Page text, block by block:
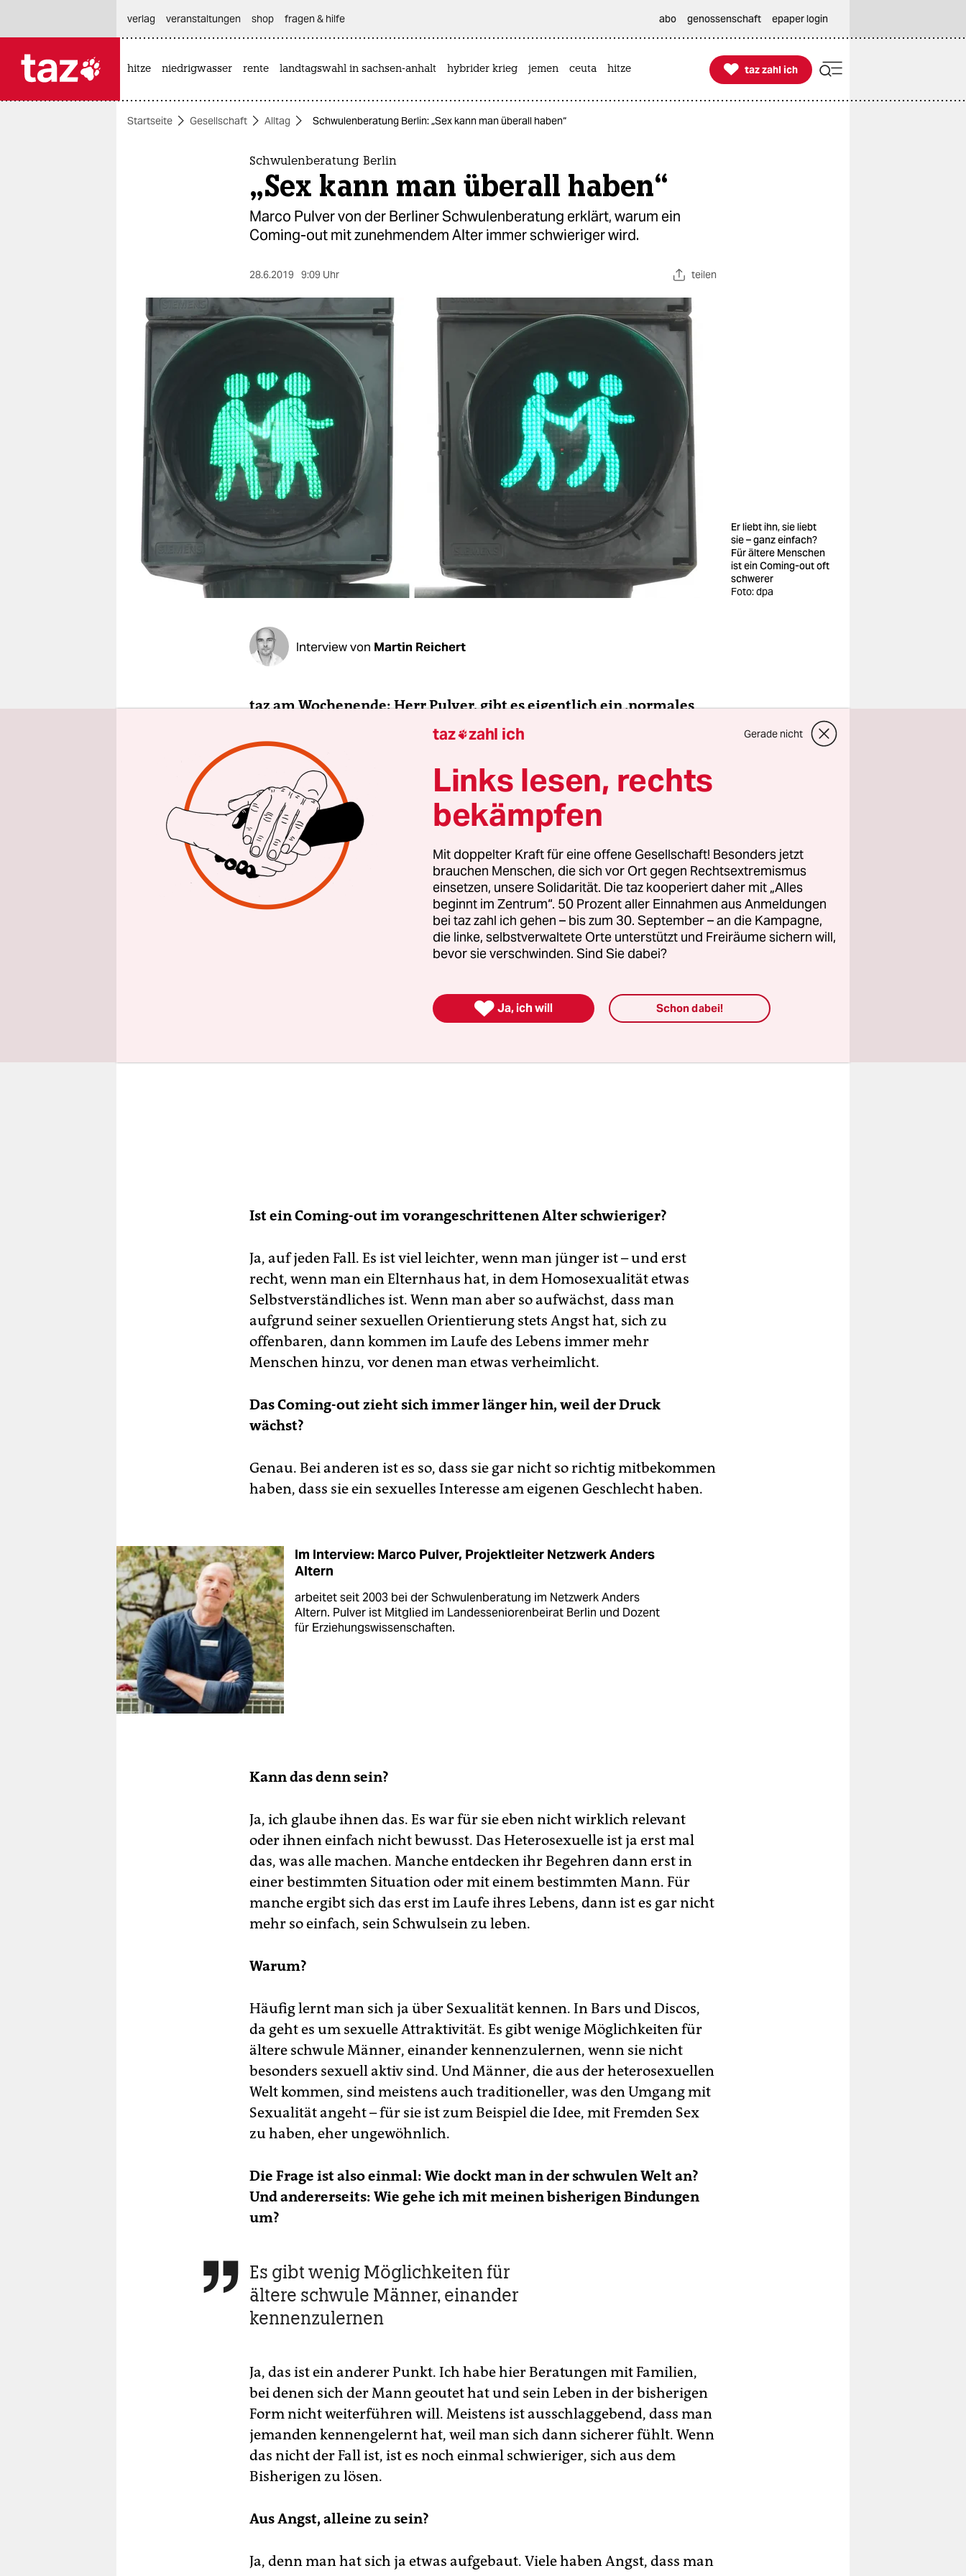
themen
berlin
wahrheit
verlag
verlag
veranstaltungen
shop
fragen & hilfe
unterstützen
verlag
veranstaltungen shop fragen & hilfe abo genossenschaft epaper login
hitze niedrigwasser rente landtagswahl in sachsen-anhalt hybrider krieg jemen ceuta hitze 
taz zahl ich
taz zahl ich
Startseite Gesellschaft Alltag Schwulenberatung Berlin: „Sex kann man überall haben“
Schwulenberatung Berlin
„Sex kann man überall haben“
Marco Pulver von der Berliner Schwulenberatung erklärt, warum ein
Coming-out mit zunehmendem Alter immer schwieriger wird.
28.6.2019 9:09 Uhr teilen
Er liebt ihn, sie liebt
sie – ganz einfach?
Für ältere Menschen
ist ein Coming-out oft
schwerer
Foto: dpa
Interview von Martin Reichert
taz am Wochenende: Herr Pulver, gibt es eigentlich ein ‚normales
Alter‘ für ein Coming-out als schwuler Mann?
Marco Pulver:
Nein, das gibt es nicht. Wir haben bei uns mehrere
Coming-out-Gruppen mit ganz verschiedenen Altersstufen.
Braucht man heute überhaupt noch ein Coming-out, also ein
bewusstes Öffentlichmachen der eigenen sexuellen Präferenz?
Ja, denn das Coming-out ist für die meisten LSBTI* immer noch ein
zentrales Ereignis.
Ist ein Coming-out im vorangeschrittenen Alter schwieriger?
Ja, auf jeden Fall. Es ist viel leichter, wenn man jünger ist – und erst
recht, wenn man ein Elternhaus hat, in dem Homosexualität etwas
Selbstverständliches ist. Wenn man aber so aufwächst, dass man
aufgrund seiner sexuellen Orientierung stets Angst hat, sich zu
offenbaren, dann kommen im Laufe des Lebens immer mehr
Menschen hinzu, vor denen man etwas verheimlicht.
Das Coming-out zieht sich immer länger hin, weil der Druck
wächst?
Genau. Bei anderen ist es so, dass sie gar nicht so richtig mitbekommen
haben, dass sie ein sexuelles Interesse am eigenen Geschlecht haben.
Im Interview: Marco Pulver, Projektleiter Netzwerk Anders
Altern
arbeitet seit 2003 bei der Schwulen­beratung im Netzwerk Anders
Altern. Pulver ist Mitglied im Landesseniorenbeirat Berlin und Dozent
für Erziehungswissenschaften.
Kann das denn sein?
Ja, ich glaube ihnen das. Es war für sie eben nicht wirklich relevant
oder ihnen einfach nicht bewusst. Das Heterosexuelle ist ja erst mal
das, was alle machen. Manche entdecken ihr Begehren dann erst in
einer bestimmten Situation oder mit einem bestimmten Mann. Für
manche ergibt sich das erst im Laufe ihres Lebens, dann ist es gar nicht
mehr so einfach, sein Schwulsein zu leben.
Warum?
Häufig lernt man sich ja über Sexualität kennen. In Bars und Discos,
da geht es um sexuelle Attraktivität. Es gibt wenige Möglichkeiten für
ältere schwule Männer, einander kennenzulernen, wenn sie nicht
besonders sexuell aktiv sind. Und Männer, die aus der heterosexuellen
Welt kommen, sind meistens auch traditioneller, was den Umgang mit
Sexualität angeht – für sie ist zum Beispiel die Idee, mit Fremden Sex
zu haben, eher ungewöhnlich.
Die Frage ist also einmal: Wie dockt man in der schwulen Welt an?
Und andererseits: Wie gehe ich mit meinen bisherigen Bindungen
um?
 Es gibt wenig Möglichkeiten für
ältere schwule Männer, einander
kennenzulernen
Ja, das ist ein anderer Punkt. Ich habe hier Beratungen mit Familien,
bei denen sich der Mann geoutet hat und sein Leben in der bisherigen
Form nicht weiterführen will. Meistens ist ausschlaggebend, dass man
jemanden kennengelernt hat, weil man sich dann sicherer fühlt. Wenn
das nicht der Fall ist, ist es noch einmal schwieriger, sich aus dem
Bisherigen zu lösen.
Aus Angst, alleine zu sein?
Ja, denn man hat sich ja etwas aufgebaut. Viele haben Angst, dass man
taz zahl ich Gerade nicht
Links lesen, rechts
bekämpfen
Mit doppelter Kraft für eine offene Gesellschaft! Besonders jetzt
brauchen Menschen, die sich vor Ort gegen Rechtsextremismus
einsetzen, unsere Solidarität. Die taz kooperiert daher mit „Alles
beginnt im Zentrum“. 50 Prozent aller Einnahmen aus Anmeldungen
bei taz zahl ich gehen – bis zum 30. September – an die Kampagne,
die linke, selbstverwaltete Orte unterstützt und Freiräume sichern will,
bevor sie verschwinden. Sind Sie dabei?
 Ja, ich will Schon dabei!